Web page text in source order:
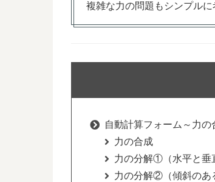
複雑な力の問題もシンプルに
自動計算フォーム～力の
力の合成
力の分解①（水平と垂
力の分解②（傾斜のあ